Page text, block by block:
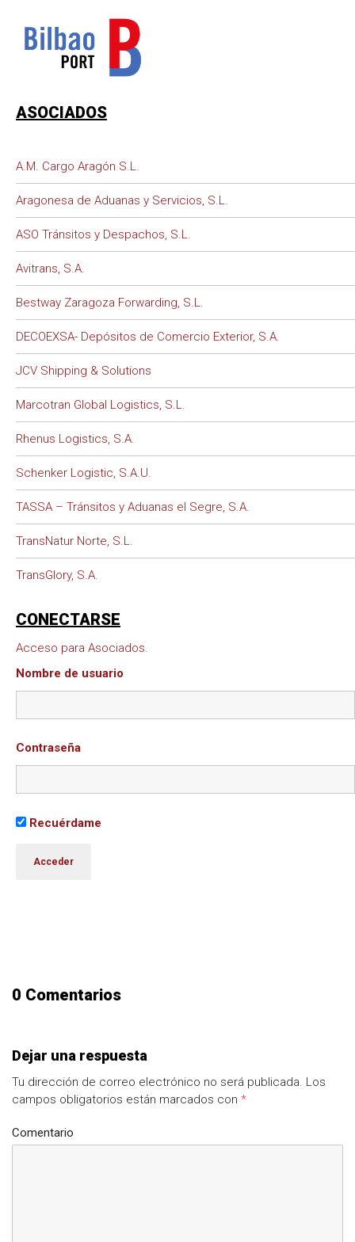
ASOCIADOS
A.M. Cargo Aragón S.L.
Aragonesa de Aduanas y Servicios, S.L.
ASO Tránsitos y Despachos, S.L.
Avitrans, S.A.
Bestway Zaragoza Forwarding, S.L.
DECOEXSA- Depósitos de Comercio Exterior, S.A.
JCV Shipping & Solutions
Marcotran Global Logistics, S.L.
Rhenus Logistics, S.A.
Schenker Logistic, S.A.U.
TASSA – Tránsitos y Aduanas el Segre, S.A.
TransNatur Norte, S.L.
TransGlory, S.A.
CONECTARSE
Acceso para Asociados.
Nombre de usuario
Contraseña
Recuérdame
0 Comentarios
Dejar una respuesta
Tu dirección de correo electrónico no será publicada. Los
campos obligatorios están marcados con *
Comentario